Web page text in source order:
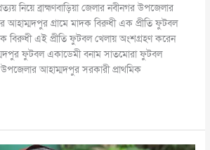
নিয়ে ব্রাহ্মণবাড়িয়া জেলার নবীনগর উপজেলার
গ্রামে মাদক বিরুধী এক প্রীতি ফুটবল
বিরুধী এই প্রীতি ফুটবল খেলায় অংশগ্রহণ করেন
ফুটবল একাডেমী বনাম সাতমোরা ফুটবল
আহাম্মদপুর সরকারী প্রাথমিক